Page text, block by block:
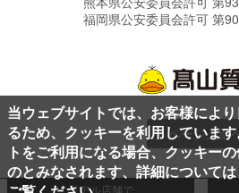
福岡県公安委員会許可 第
ページ上部
リアル店舗で
当ウェブサイトでは、お客様によ
るため、クッキーを利用していま
トをご利用になる場合、クッキー
のとみなされます、詳細について